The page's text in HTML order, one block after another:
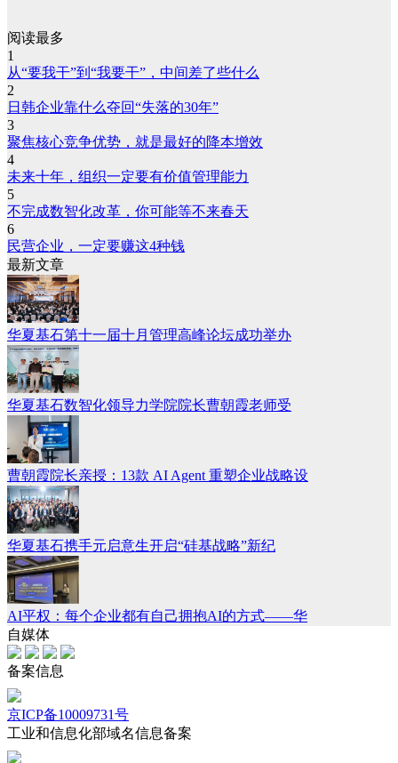
阅读最多
1
从“要我干”到“我要干”，中间差了些什么
2
日韩企业靠什么夺回“失落的30年”
3
聚焦核心竞争优势，就是最好的降本增效
4
未来十年，组织一定要有价值管理能力
5
不完成数智化改革，你可能等不来春天
6
民营企业，一定要赚这4种钱
最新文章
华夏基石第十一届十月管理高峰论坛成功举办
华夏基石数智化领导力学院院长曹朝霞老师受
曹朝霞院长亲授：13款 AI Agent 重塑企业战略设
华夏基石携手元启意生开启“硅基战略”新纪
AI平权：每个企业都有自己拥抱AI的方式——华
自媒体
备案信息
京ICP备10009731号
工业和信息化部域名信息备案